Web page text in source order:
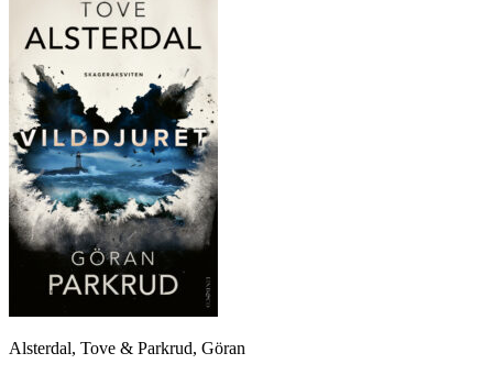
Alsterdal, Tove & Parkrud, Göran